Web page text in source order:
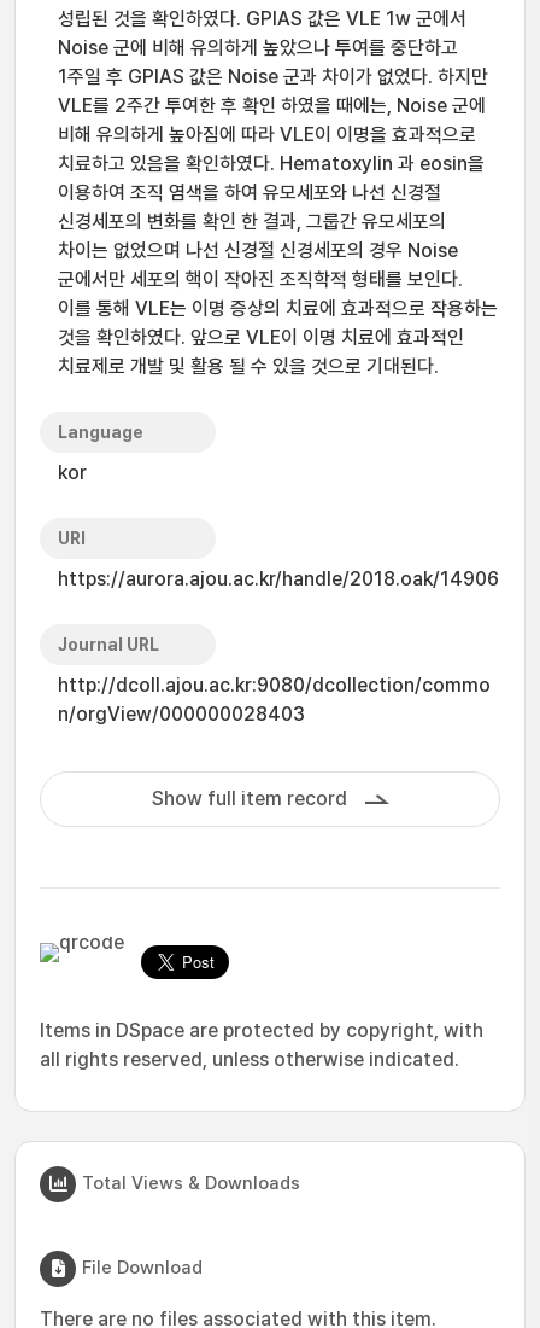
성립된 것을 확인하였다. GPIAS 값은 VLE 1w 군에서
Noise 군에 비해 유의하게 높았으나 투여를 중단하고
1주일 후 GPIAS 값은 Noise 군과 차이가 없었다. 하지만
VLE를 2주간 투여한 후 확인 하였을 때에는, Noise 군에
비해 유의하게 높아짐에 따라 VLE이 이명을 효과적으로
치료하고 있음을 확인하였다. Hematoxylin 과 eosin을
이용하여 조직 염색을 하여 유모세포와 나선 신경절
신경세포의 변화를 확인 한 결과, 그룹간 유모세포의
차이는 없었으며 나선 신경절 신경세포의 경우 Noise
군에서만 세포의 핵이 작아진 조직학적 형태를 보인다.
이를 통해 VLE는 이명 증상의 치료에 효과적으로 작용하는
것을 확인하였다. 앞으로 VLE이 이명 치료에 효과적인
치료제로 개발 및 활용 될 수 있을 것으로 기대된다.
Language
kor
URI
https://aurora.ajou.ac.kr/handle/2018.oak/14906
Journal URL
http://dcoll.ajou.ac.kr:9080/dcollection/commo
n/orgView/000000028403
Show full item record
Items in DSpace are protected by copyright, with
all rights reserved, unless otherwise indicated.
Total Views & Downloads
File Download
There are no files associated with this item.